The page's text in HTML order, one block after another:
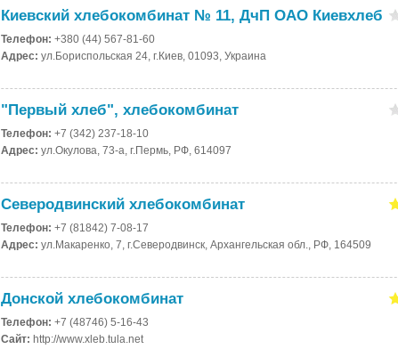
Киевский хлебокомбинат № 11, ДчП ОАО Киевхлеб
Телефон: +380 (44) 567-81-60
Адрес: ул.Бориспольская 24, г.Киев, 01093, Украина
"Первый хлеб", хлебокомбинат
Телефон: +7 (342) 237-18-10
Адрес: ул.Окулова, 73-а, г.Пермь, РФ, 614097
Северодвинский хлебокомбинат
Телефон: +7 (81842) 7-08-17
Адрес: ул.Макаренко, 7, г.Северодвинск, Архангельская обл., РФ, 164509
Донской хлебокомбинат
Телефон: +7 (48746) 5-16-43
Сайт: http://www.xleb.tula.net